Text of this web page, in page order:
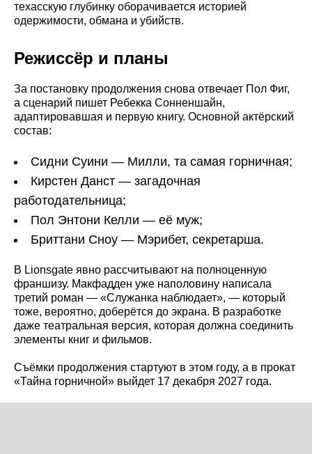
техасскую глубинку оборачивается историей
одержимости, обмана и убийств.
Режиссёр и планы
За постановку продолжения снова отвечает Пол Фиг,
а сценарий пишет Ребекка Сонненшайн,
адаптировавшая и первую книгу. Основной актёрский
состав:
Сидни Суини — Милли, та самая горничная;
Кирстен Данст — загадочная
работодательница;
Пол Энтони Келли — её муж;
Бриттани Сноу — Мэрибет, секретарша.
В Lionsgate явно рассчитывают на полноценную
франшизу. Макфадден уже наполовину написала
третий роман — «Служанка наблюдает», — который
тоже, вероятно, доберётся до экрана. В разработке
даже театральная версия, которая должна соединить
элементы книг и фильмов.
Съёмки продолжения стартуют в этом году, а в прокат
«Тайна горничной» выйдет 17 декабря 2027 года.